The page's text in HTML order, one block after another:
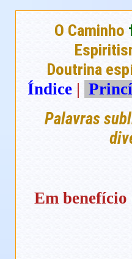
O Caminho
Doutrina
Índice |
Palavras
Em